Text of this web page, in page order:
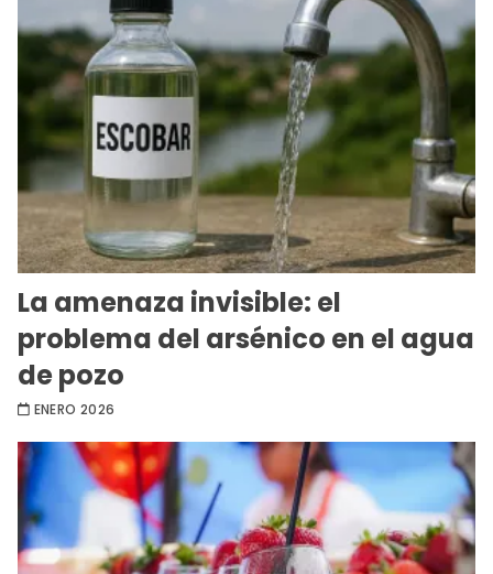
La amenaza invisible: el
problema del arsénico en el agua
de pozo
ENERO 2026